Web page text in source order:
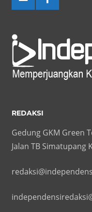
REDAKSI
Gedung GKM Green
Jalan TB Simatupang